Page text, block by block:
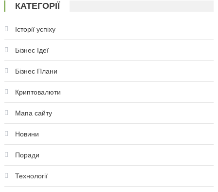
КАТЕГОРІЇ
Історії успіху
Бізнес Ідеї
Бізнес Плани
Криптовалюти
Мапа сайту
Новини
Поради
Технології